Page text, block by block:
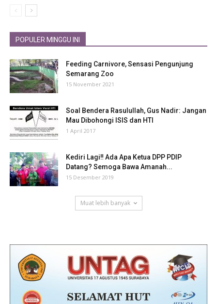
POPULER MINGGU INI
Feeding Carnivore, Sensasi Pengunjung
Semarang Zoo
15 November 2021
Soal Bendera Rasulullah, Gus Nadir: Jangan
Mau Dibohongi ISIS dan HTI
1 April 2017
Kediri Lagi‼ Ada Apa Ketua DPP PDIP
Datang? Semoga Bawa Amanah...
15 Desember 2019
Muat lebih banyak